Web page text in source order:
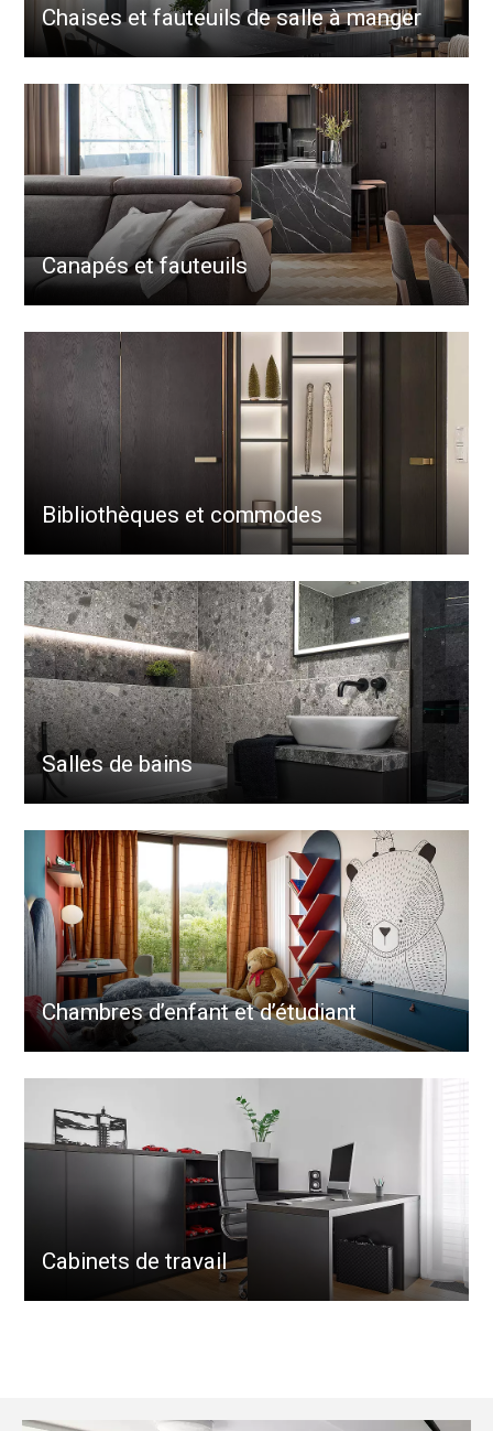
Chaises et fauteuils de salle à manger
Canapés et fauteuils
Bibliothèques et commodes
Salles de bains
Chambres d’enfant et d’étudiant
Cabinets de travail